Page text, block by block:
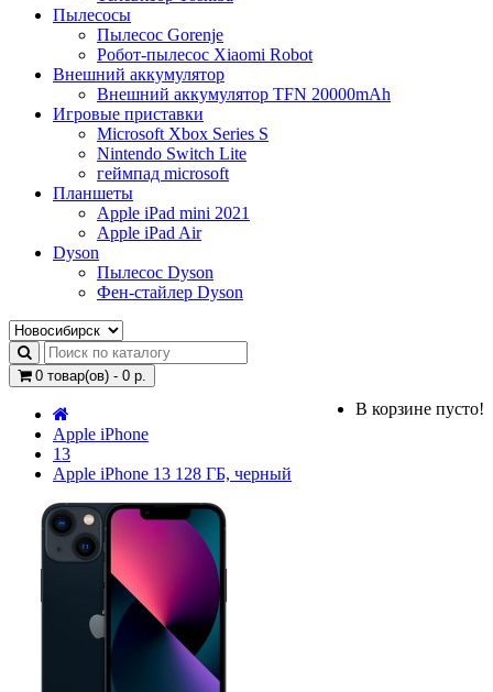
Пылесосы
Пылесос Gorenje
Робот-пылесос Xiaomi Robot
Внешний аккумулятор
Внешний аккумулятор TFN 20000mAh
Игровые приставки
Microsoft Xbox Series S
Nintendo Switch Lite
геймпад microsoft
Планшеты
Apple iPad mini 2021
Apple iPad Air
Dyson
Пылесос Dyson
Фен-стайлер Dyson
0 товар(ов) - 0 р.
В корзине пусто!
Apple iPhone
13
Apple iPhone 13 128 ГБ, черный